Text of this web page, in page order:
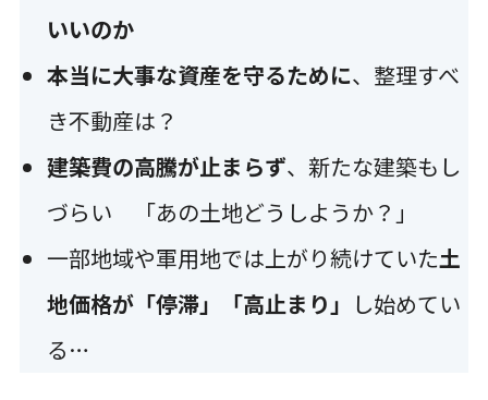
いいのか
本当に大事な資産を守るために、整理すべ
き不動産は？
建築費の高騰が止まらず、新たな建築もし
づらい
「あの土地どうしようか？」
一部地域や軍用地では上がり続けていた土
地価格が「停滞」「高止まり」 し始めてい
る…